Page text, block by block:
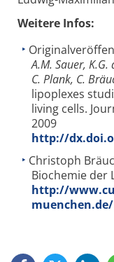
Weitere Infos:
A.M. Sauer,
C. Plank, C.
lipoplexes
living cells.
2009
http://
Christoph
Biochemie der
http://